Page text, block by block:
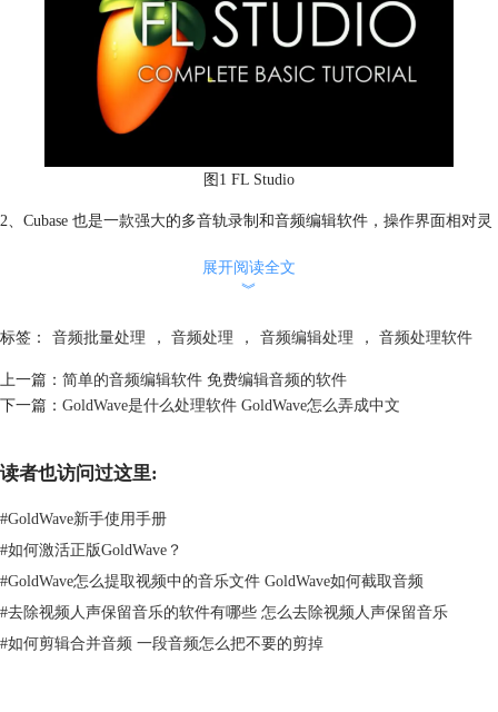
图1 FL Studio
2、Cubase 也是一款强大的多音轨录制和音频编辑软件，操作界面相对灵
3、Sonar Producer Edition 简称Sonar ,是一款专门进行MIDI制作，音序处
理的软件，无疑在编曲上有着不俗的表现，虽然后期也添加了音频处理和
剪辑的功能，但是这方面还是有点差强人意。
展开阅读全文
︾
标签： 音频批量处理 ， 音频处理 ， 音频编辑处理 ， 音频处理软件
上一篇： 简单的音频编辑软件 免费编辑音频的软件
下一篇： GoldWave是什么处理软件 GoldWave怎么弄成中文
读者也访问过这里:
#GoldWave新手使用手册
#如何激活正版GoldWave？
#GoldWave怎么提取视频中的音乐文件 GoldWave如何截取音频
#去除视频人声保留音乐的软件有哪些 怎么去除视频人声保留音乐
#如何剪辑合并音频 一段音频怎么把不要的剪掉